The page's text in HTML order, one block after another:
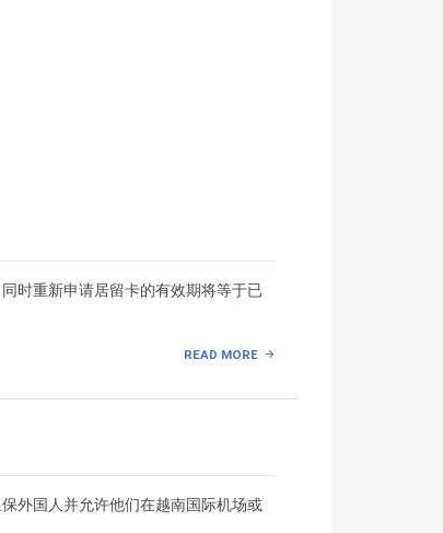
时重新申请居留卡的有效期将等于已
READ MORE
外国人并允许他们在越南国际机场或